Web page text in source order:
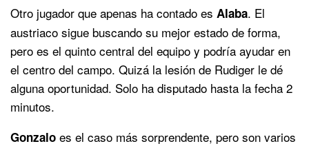
Otro jugador que apenas ha contado es Alaba. El
austriaco sigue buscando su mejor estado de forma,
pero es el quinto central del equipo y podría ayudar en
el centro del campo. Quizá la lesión de Rudiger le dé
alguna oportunidad. Solo ha disputado hasta la fecha 2
minutos.
Gonzalo es el caso más sorprendente, pero son varios